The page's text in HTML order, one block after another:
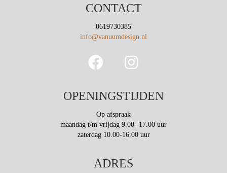
kan
gekozen
worden
op
productpagina
CONTACT
0619730385
info@vanuumdesign.nl
OPENINGSTIJDEN
Op afspraak
maandag t/m vrijdag 9.00- 17.00 uur
zaterdag 10.00-16.00 uur
ADRES